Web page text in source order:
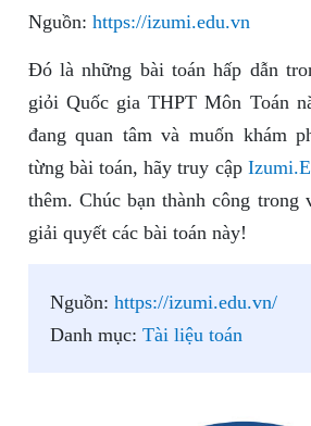
Nguồn: https://izumi.edu.vn
Đó là những bài toán hấp dẫn
giỏi Quốc gia THPT Môn Toán
đang quan tâm và muốn khám
từng bài toán, hãy truy cập
thêm. Chúc bạn thành công trong
giải quyết các bài toán này!
Nguồn: https://izumi.edu.vn/
Danh mục: Tài liệu toán